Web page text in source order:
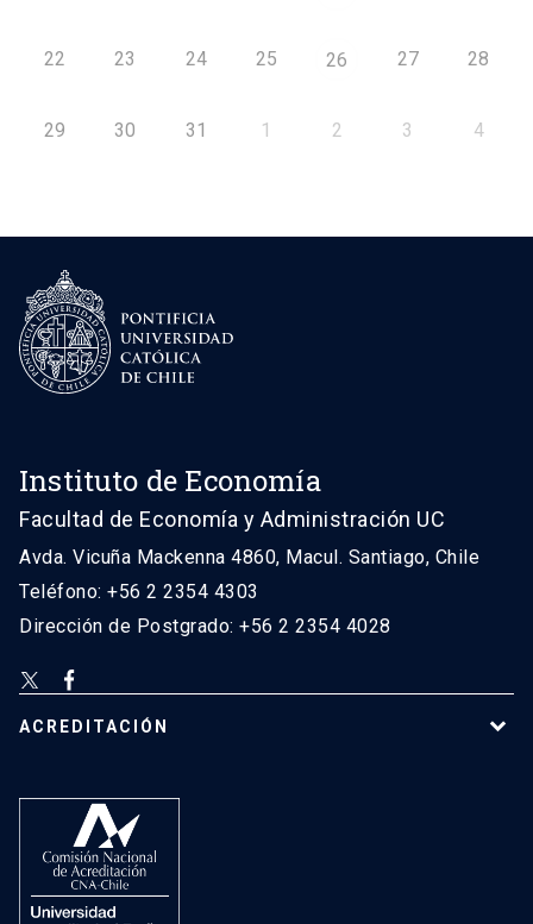
22 23 24 25 26 27 28
29 30 31 1 2 3 4
Instituto de Economía
Facultad de Economía y Administración UC
Avda. Vicuña Mackenna 4860, Macul. Santiago, Chile
Teléfono: +56 2 2354 4303
Dirección de Postgrado: +56 2 2354 4028
ACREDITACIÓN